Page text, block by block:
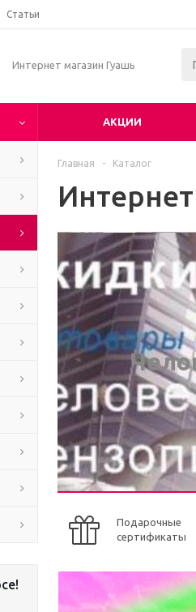
Статьи
Интернет магазин Гуашь
АКЦИИ
Главная - Каталог
Подарочные
сертификаты